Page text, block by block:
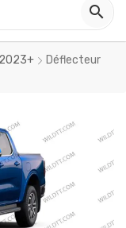

Déflecteur